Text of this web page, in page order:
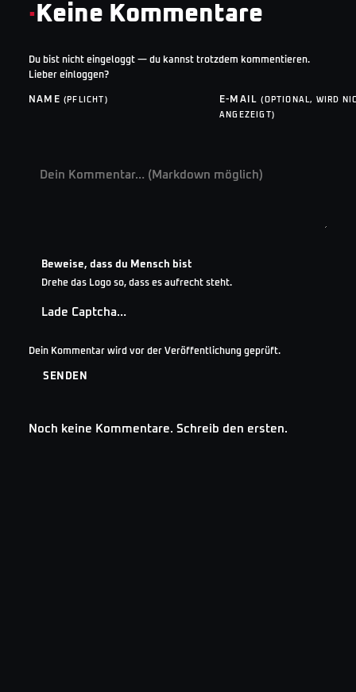
· Keine Kommentare
Du bist nicht eingeloggt — du kannst trotzdem kommentieren.
Lieber einloggen?
NAME (PFLICHT) E-MAIL(OPTIONAL, WIRD
ANGEZEIGT)
Beweise, dass du Mensch bist
Drehe das Logo so, dass es aufrecht steht.
Lade Captcha…
Dein Kommentar wird vor der Veröffentlichung geprüft.
SENDEN
Noch keine Kommentare. Schreib den ersten.